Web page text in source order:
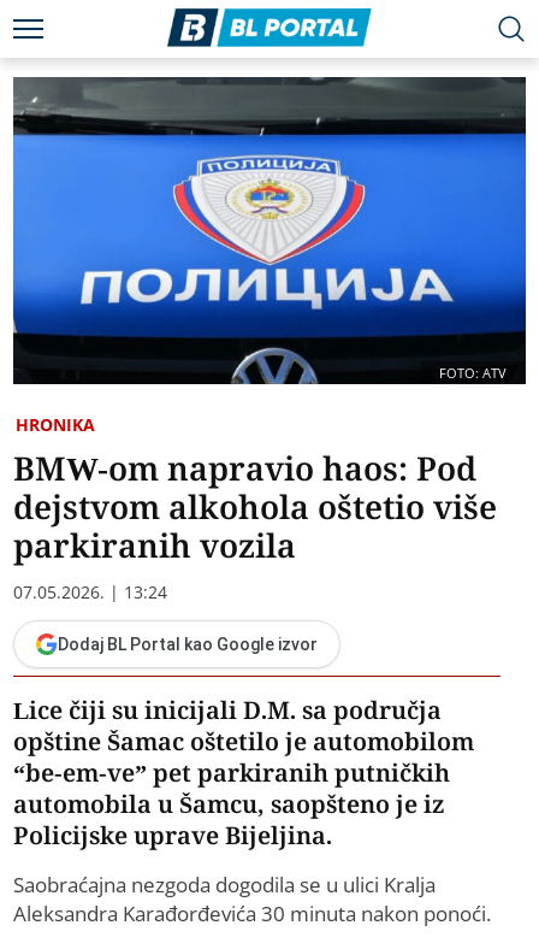
FOTO: ATV
HRONIKA
BMW-om napravio haos: Pod
dejstvom alkohola oštetio više
parkiranih vozila
07.05.2026. | 13:24
Dodaj BL Portal kao Google izvor
Lice čiji su inicijali D.M. sa područja
opštine Šamac oštetilo je automobilom
“be-em-ve” pet parkiranih putničkih
automobila u Šamcu, saopšteno je iz
Policijske uprave Bijeljina.
Saobraćajna nezgoda dogodila se u ulici Kralja
Aleksandra Karađorđevića 30 minuta nakon ponoći.